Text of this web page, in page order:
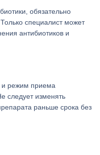
обязательно
специалист может
антибиотиков и
и режим приема
следует изменять
раньше срока без